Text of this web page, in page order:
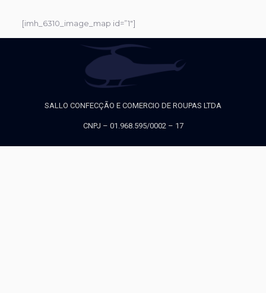
[imh_6310_image_map id=”1″]
SALLO CONFECÇÃO E COMERCIO DE ROUPAS LTDA
CNPJ – 01.968.595/0002 – 17